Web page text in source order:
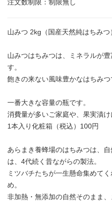
注文数制限：制限無し
山みつ 2kg（国産天然純はちみつ
山みつはちみつは、ミネラルが
す。
飽きの来ない風味豊かなはちみつ
一番大きな容量の瓶です。
消費量が多いご家庭や、果実漬け
1本入り化粧箱（税込）100円
あらまき養蜂場のはちみつは、
は、4代続く昔ながらの製法。
ミツバチたちが一生懸命集めて
め。
非加熱・無添加の自然そのまま、